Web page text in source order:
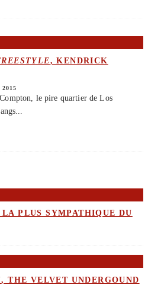
, KENDRICK
le pire quartier de Los
PLUS SYMPATHIQUE DU
, THE VELVET UNDERGOUND